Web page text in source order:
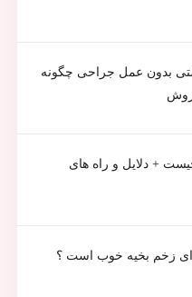
بدون عمل جراحی چگونه
روش
+ دلایل و راه های
برای زخم بخیه خوب است ؟